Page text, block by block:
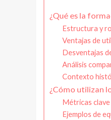
¿Qué es la
Estructura y
Ventajas de
Desventajas
Análisis
Contexto
¿Cómo utilizan
Métricas
Ejemplos de